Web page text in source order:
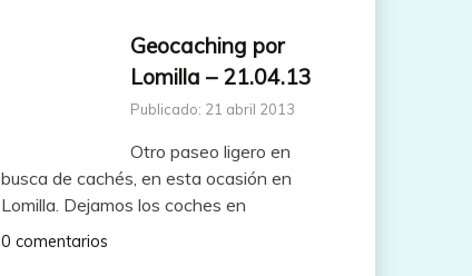
Geocaching por
Lomilla – 21.04.13
Publicado: 21 abril 2013
Otro paseo ligero en
busca de cachés, en esta ocasión en
Lomilla. Dejamos los coches en
0 comentarios